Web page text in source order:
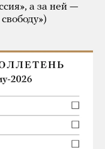
а за ней —